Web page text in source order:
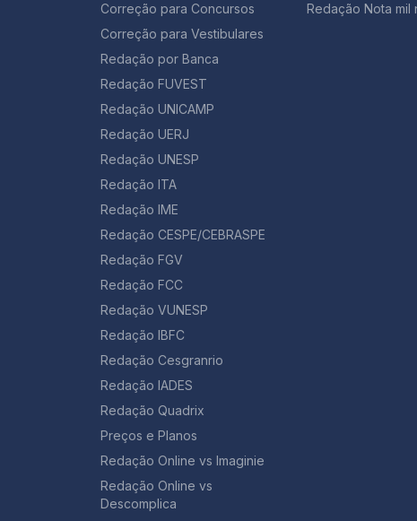
Correção para Concursos
Correção para Vestibulares
Redação por Banca
Redação FUVEST
Redação UNICAMP
Redação UERJ
Redação UNESP
Redação ITA
Redação IME
Redação CESPE/CEBRASPE
Redação FGV
Redação FCC
Redação VUNESP
Redação IBFC
Redação Cesgranrio
Redação IADES
Redação Quadrix
Preços e Planos
Redação Online vs Imaginie
Redação Online vs
Descomplica
Redação Nota mil